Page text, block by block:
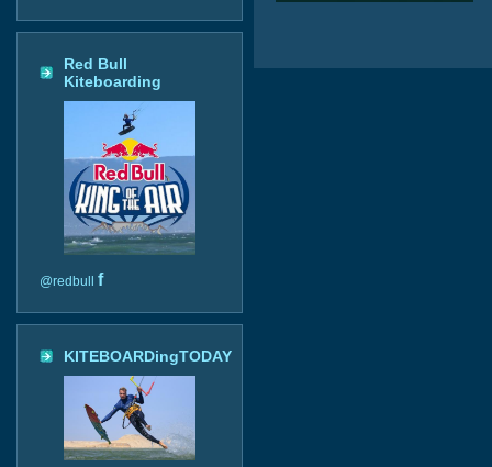
Red Bull
Kiteboarding
@redbull f
KITEBOARDingTODAY